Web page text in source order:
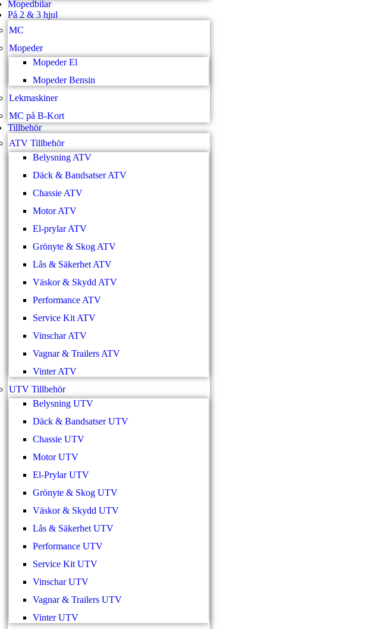
Mopedbilar
På 2 & 3 hjul
MC
Mopeder
Mopeder El
Mopeder Bensin
Lekmaskiner
MC på B-Kort
Tillbehör
ATV Tillbehör
Belysning ATV
Däck & Bandsatser ATV
Chassie ATV
Motor ATV
El-prylar ATV
Grönyte & Skog ATV
Lås & Säkerhet ATV
Väskor & Skydd ATV
Performance ATV
Service Kit ATV
Vinschar ATV
Vagnar & Trailers ATV
Vinter ATV
UTV Tillbehör
Belysning UTV
Däck & Bandsatser UTV
Chassie UTV
Motor UTV
El-Prylar UTV
Grönyte & Skog UTV
Väskor & Skydd UTV
Lås & Säkerhet UTV
Performance UTV
Service Kit UTV
Vinschar UTV
Vagnar & Trailers UTV
Vinter UTV